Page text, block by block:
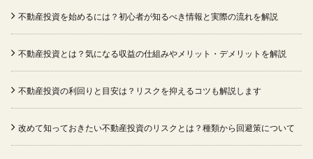
不動産投資を始めるには？初心者が知るべき情報と実際の流れを解説
不動産投資とは？気になる収益の仕組みやメリット・デメリットを解説
不動産投資の利回りと目安は？リスクを抑えるコツも解説します
改めて知っておきたい不動産投資のリスクとは？種類から回避策について